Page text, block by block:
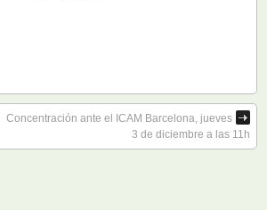
Concentración ante el ICAM Barcelona, jueves
3 de diciembre a las 11h